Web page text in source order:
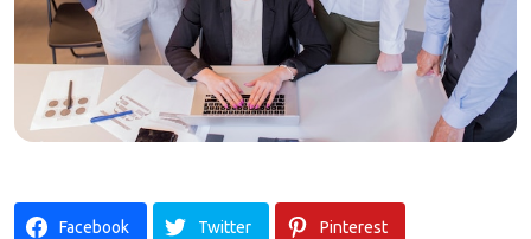
Facebook Twitter Pinterest